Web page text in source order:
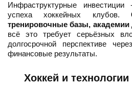
Инфраструктурные инвестиции
успеха хоккейных клубов.
тренировочные базы,
всё это требует серьёзных
долгосрочной перспективе
финансовые результаты.
Хоккей и